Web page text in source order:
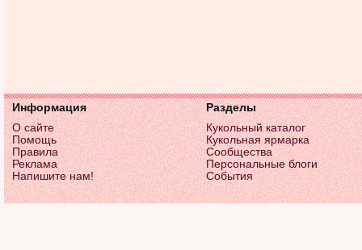
Информация
О сайте
Помощь
Правила
Реклама
Напишите нам!
Разделы
Кукольный каталог
Кукольная ярмарка
Сообщества
Персональные блоги
События